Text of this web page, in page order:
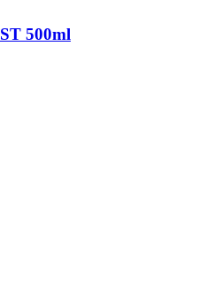
500ml